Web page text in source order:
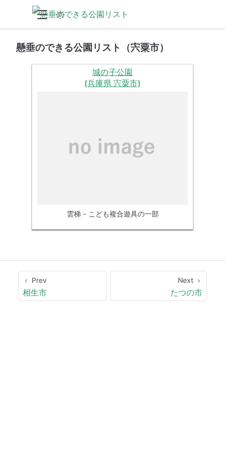
懸垂のできる公園リスト（宍粟市）
城の子公園
(兵庫県 宍粟市)
雲梯 - こども複合遊具の一部
Prev
相生市
Next
たつの市